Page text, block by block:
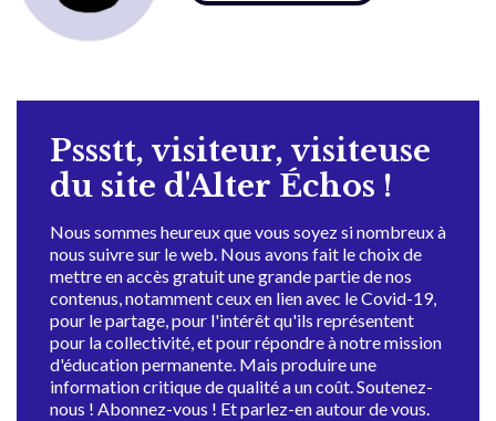
Pssstt, visiteur, visiteuse
du site d'Alter Échos !
Nous sommes heureux que vous soyez si nombreux à
nous suivre sur le web. Nous avons fait le choix de
mettre en accès gratuit une grande partie de nos
contenus, notamment ceux en lien avec le Covid-19,
pour le partage, pour l'intérêt qu'ils représentent
pour la collectivité, et pour répondre à notre mission
d'éducation permanente. Mais produire une
information critique de qualité a un coût. Soutenez-
nous ! Abonnez-vous ! Et parlez-en autour de vous.